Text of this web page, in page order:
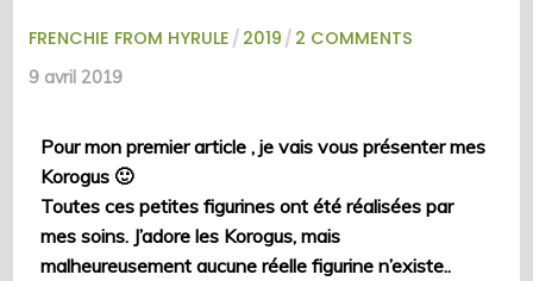
FRENCHIE FROM HYRULE / 2019 / 2 COMMENTS
9 avril 2019
Pour mon premier article , je vais vous présenter mes
Korogus 🙂
Toutes ces petites figurines ont été réalisées par
mes soins. J’adore les Korogus, mais
malheureusement aucune réelle figurine n’existe..